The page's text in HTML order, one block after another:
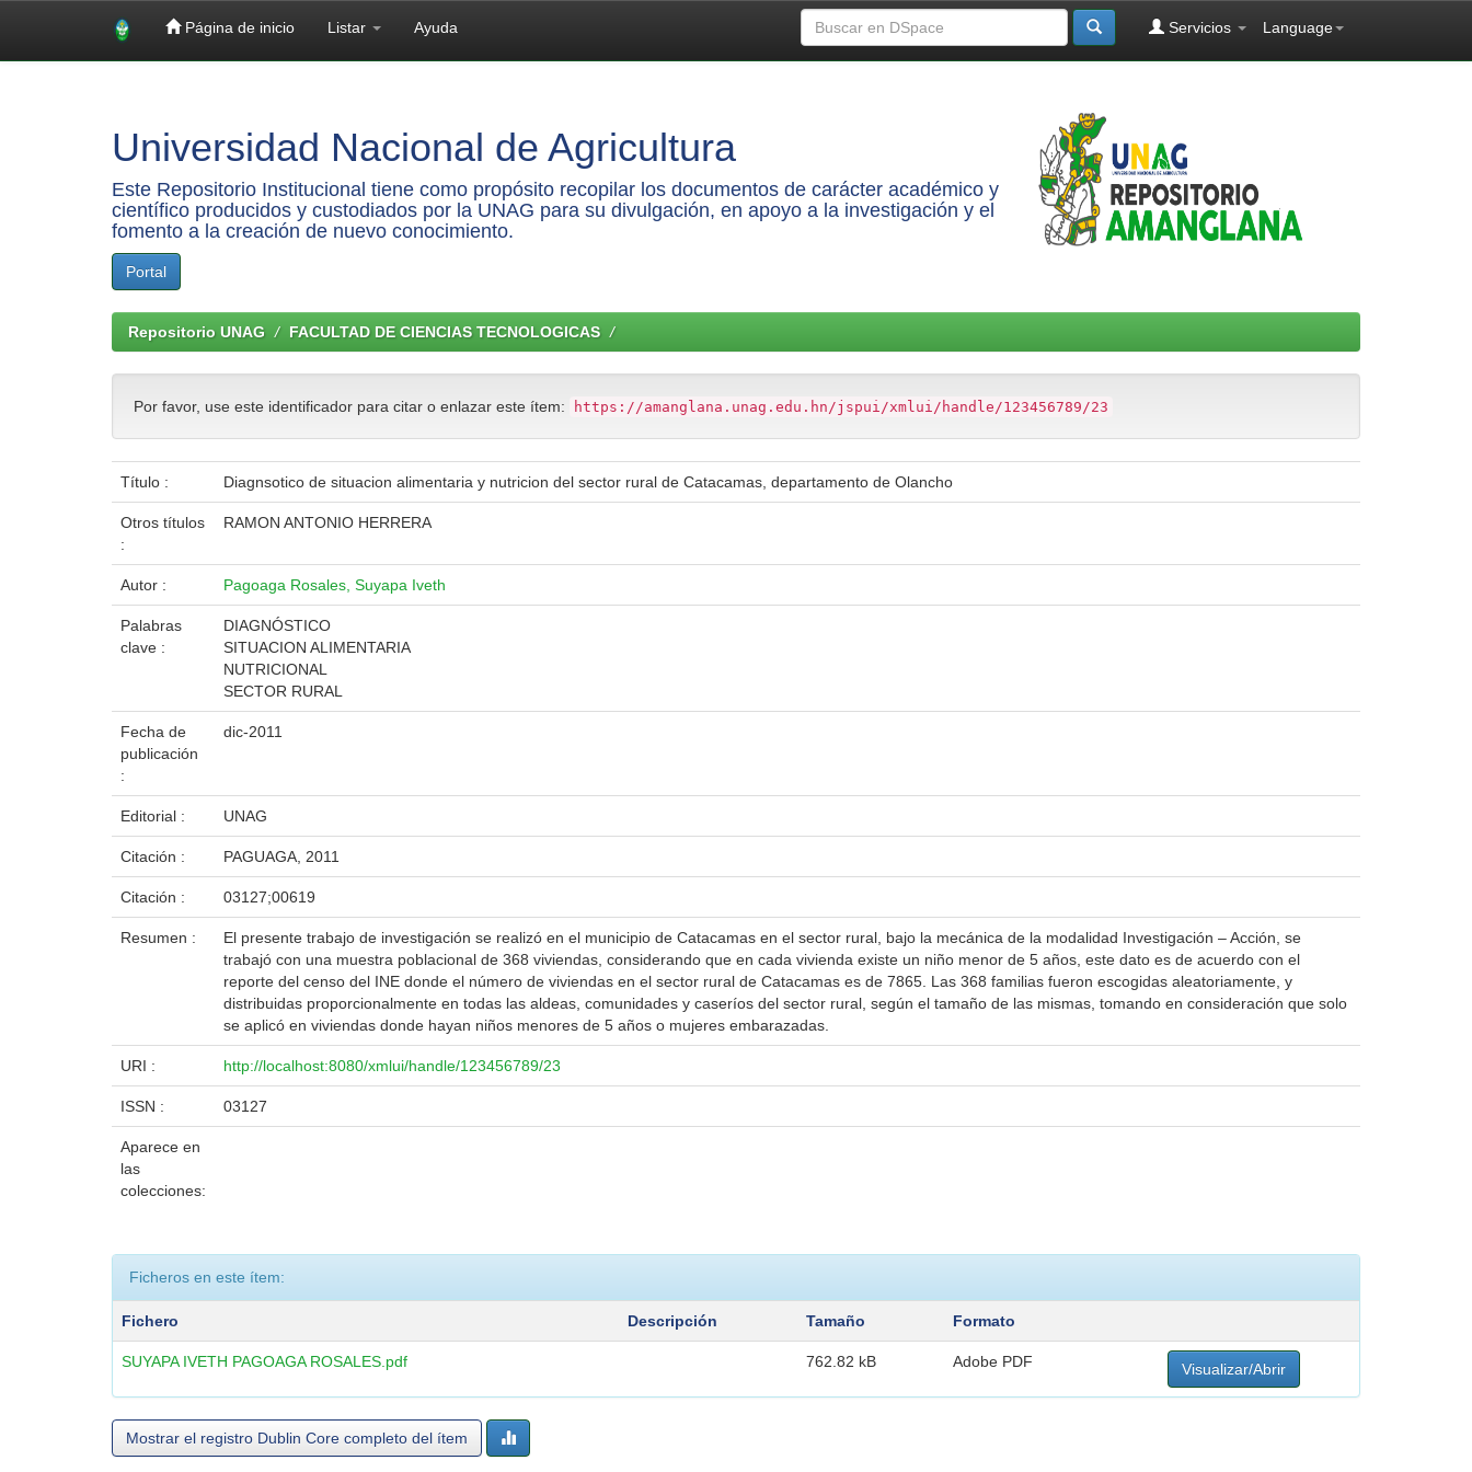
Página de inicio Listar Ayuda Language
Servicios
Universidad Nacional de Agricultura
Este Repositorio Institucional tiene como propósito recopilar los documentos de carácter académico y
científico producidos y custodiados por la UNAG para su divulgación, en apoyo a la investigación y el
fomento a la creación de nuevo conocimiento.
Portal
Repositorio UNAG FACULTAD DE CIENCIAS TECNOLOGICAS
Por favor, use este identificador para citar o enlazar este ítem: https://amanglana.unag.edu.hn/jspui/xmlui/handle/123456789/23
Título : Diagnsotico de situacion alimentaria y nutricion del sector rural de Catacamas, departamento de Olancho
Otros títulos
:
RAMON ANTONIO HERRERA
Autor : Pagoaga Rosales, Suyapa Iveth
Palabras
clave :
DIAGNÓSTICO
SITUACION ALIMENTARIA
NUTRICIONAL
SECTOR RURAL
Fecha de
publicación
:
dic-2011
Editorial : UNAG
Citación : PAGUAGA, 2011
Citación : 03127;00619
Resumen :
El presente trabajo de investigación se realizó en el municipio de Catacamas en el sector rural, bajo la mecánica de la modalidad Investigación – Acción, se
trabajó con una muestra poblacional de 368 viviendas, considerando que en cada vivienda existe un niño menor de 5 años, este dato es de acuerdo con el
reporte del censo del INE donde el número de viviendas en el sector rural de Catacamas es de 7865. Las 368 familias fueron escogidas aleatoriamente, y
distribuidas proporcionalmente en todas las aldeas, comunidades y caseríos del sector rural, según el tamaño de las mismas, tomando en consideración que solo
se aplicó en viviendas donde hayan niños menores de 5 años o mujeres embarazadas.
URI : http://localhost:8080/xmlui/handle/123456789/23
ISSN : 03127
Aparece en
las
colecciones:
Ficheros en este ítem:
Fichero Descripción Tamaño Formato
SUYAPA IVETH PAGOAGA ROSALES.pdf 762.82 kB Adobe PDF Visualizar/Abrir
Mostrar el registro Dublin Core completo del ítem